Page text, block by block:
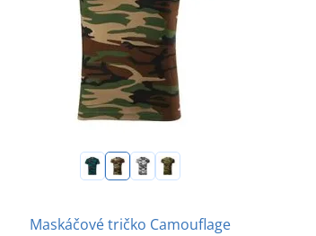
Maskáčové tričko Camouflage